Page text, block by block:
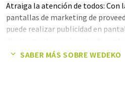
Atraiga la atención de todos: Con
pantallas de marketing de
puede realizar publicidad en
digital inteligentemente
SABER MÁS SOBRE WEDEKO